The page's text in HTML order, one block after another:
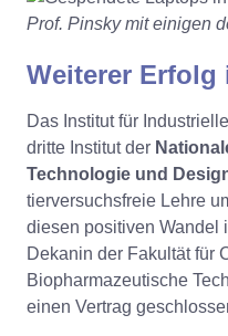
Prof. Pinsky mit einigen
Weiterer Erfolg
Das Institut für
dritte Institut der
Technologie und
tierversuchsfreie Lehre
diesen positiven Wandel
Dekanin der Fakultät für
Biopharmazeutische
einen Vertrag